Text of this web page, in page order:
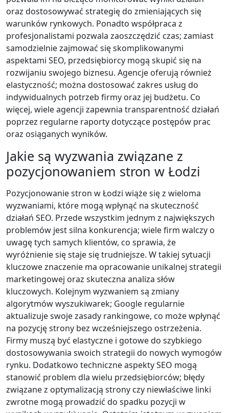
oraz dostosowywać strategię do zmieniających się
warunków rynkowych. Ponadto współpraca z
profesjonalistami pozwala zaoszczędzić czas; zamiast
samodzielnie zajmować się skomplikowanymi
aspektami SEO, przedsiębiorcy mogą skupić się na
rozwijaniu swojego biznesu. Agencje oferują również
elastyczność; można dostosować zakres usług do
indywidualnych potrzeb firmy oraz jej budżetu. Co
więcej, wiele agencji zapewnia transparentność działań
poprzez regularne raporty dotyczące postępów prac
oraz osiąganych wyników.
Jakie są wyzwania związane z
pozycjonowaniem stron w Łodzi
Pozycjonowanie stron w Łodzi wiąże się z wieloma
wyzwaniami, które mogą wpłynąć na skuteczność
działań SEO. Przede wszystkim jednym z największych
problemów jest silna konkurencja; wiele firm walczy o
uwagę tych samych klientów, co sprawia, że
wyróżnienie się staje się trudniejsze. W takiej sytuacji
kluczowe znaczenie ma opracowanie unikalnej strategii
marketingowej oraz skuteczna analiza słów
kluczowych. Kolejnym wyzwaniem są zmiany
algorytmów wyszukiwarek; Google regularnie
aktualizuje swoje zasady rankingowe, co może wpłynąć
na pozycję strony bez wcześniejszego ostrzeżenia.
Firmy muszą być elastyczne i gotowe do szybkiego
dostosowywania swoich strategii do nowych wymogów
rynku. Dodatkowo techniczne aspekty SEO mogą
stanowić problem dla wielu przedsiębiorców; błędy
związane z optymalizacją strony czy niewłaściwe linki
zwrotne mogą prowadzić do spadku pozycji w